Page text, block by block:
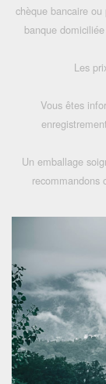
chèque bancaire
banque
Les
Vous êtes
Un emballage
recommandons